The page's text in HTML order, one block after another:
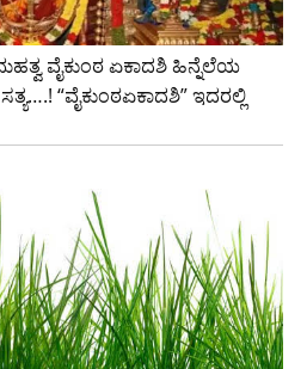
ವೈಕುಂಠ ಏಕಾದಶಿ ಹಿನ್ನೆಲೆಯ
“ವೈಕುಂಠಏಕಾದಶಿ” ಇದರಲ್ಲಿ